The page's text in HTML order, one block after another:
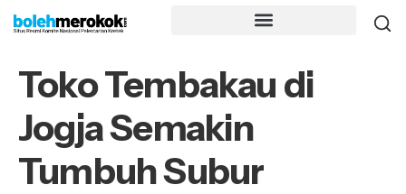
Toko Tembakau di
Jogja Semakin
Tumbuh Subur